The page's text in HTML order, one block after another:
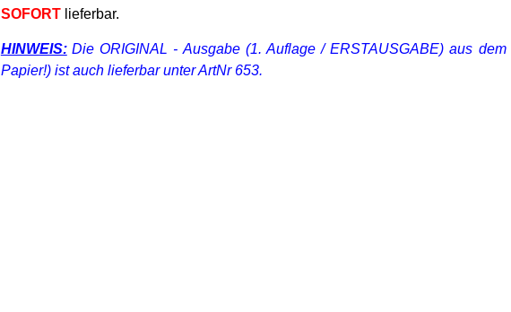
SOFORTlieferbar.
HINWEIS: Die ORIGINAL - Ausgabe (1. Auflage / ERSTAUSGABE) aus dem
Papier!) ist auch lieferbar unter ArtNr 653.